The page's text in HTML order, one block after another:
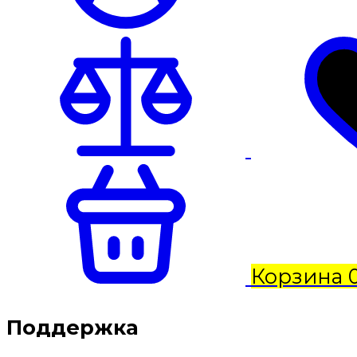
Корзина
Поддержка